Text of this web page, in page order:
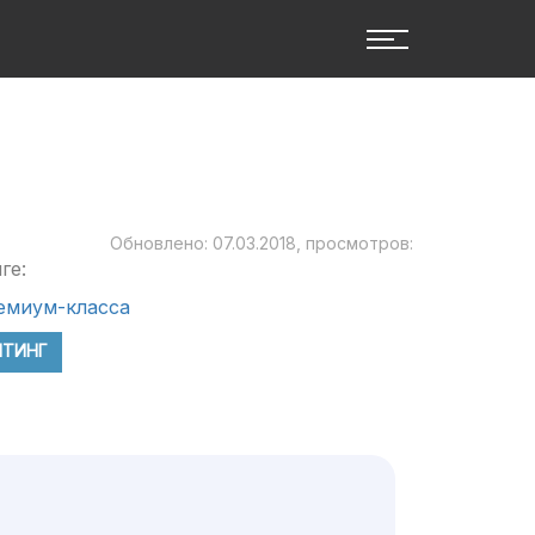
Обновлено: 07.03.2018, просмотров:
класса